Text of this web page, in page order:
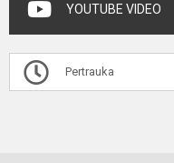
YOUTUBE VIDEO
Pertrauka